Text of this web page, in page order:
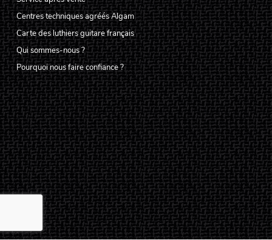
Centres techniques agréés Algam
Carte des luthiers guitare français
Qui sommes-nous ?
Pourquoi nous faire confiance ?